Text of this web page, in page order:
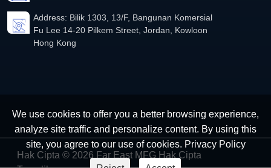
Address: Bilik 1303, 13/F, Bangunan Komersial
Fu Lee 14-20 Pilkem Street, Jordan, Kowloon
Hong Kong
Hak Cipta © 2026 Far East MFG Hak Cipta
We use cookies to offer you a better browsing experience,
analyze site traffic and personalize content. By using this
site, you agree to our use of cookies. Privacy Policy